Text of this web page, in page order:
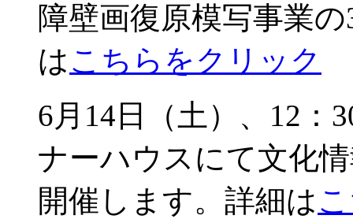
障壁画復原模写事業
はこちらをクリック
6月14日（土）、12：
ナーハウスにて文化
開催します。詳細は